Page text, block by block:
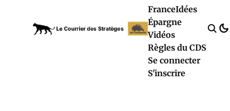
FranceIdées
Épargne
Vidéos
Règles du CDS
Se connecter
S'inscrire